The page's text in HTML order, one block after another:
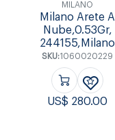
MILANO
Milano Arete A
Nube,0.53Gr,
244155,Milano
SKU:1060020229
US$ 280.00